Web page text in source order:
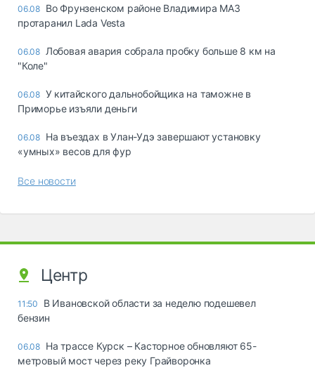
06.08 Во Фрунзенском районе Владимира МАЗ
протаранил Lada Vesta
06.08 Лобовая авария собрала пробку больше 8 км на
"Коле"
06.08 У китайского дальнобойщика на таможне в
Приморье изъяли деньги
06.08 Ha въeздax в Улaн-Удэ зaвepшaют ycтaнoвкy
«yмныx» вecoв для фyp
Все новости
Центр
11:50
В Ивановской области за неделю подешевел
бензин
06.08 На трассе Курск – Касторное обновляют 65-
метровый мост через реку Грайворонка